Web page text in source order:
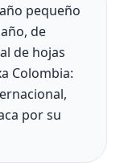
pequeño
de
de hojas
Colombia:
por su